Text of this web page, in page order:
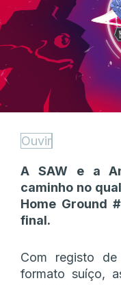
Ouvir
A SAW e a
caminho no
Home Ground
final.
Com registo
formato suíço,